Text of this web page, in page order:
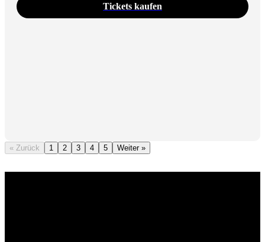
Tickets kaufen
« Zurück 1 2 3 4 5 Weiter »